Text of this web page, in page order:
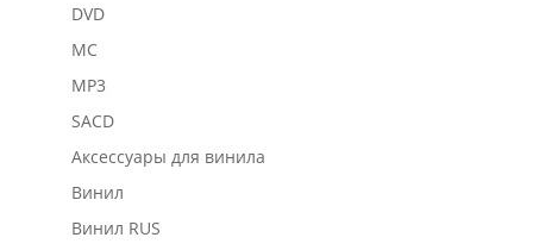
DVD
MC
MP3
SACD
Аксессуары для винила
Винил
Винил RUS